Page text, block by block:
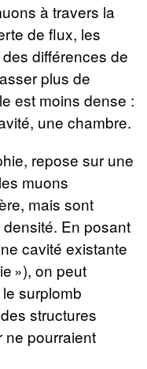
à travers la
de flux, les
différences de
plus de
est moins dense :
une chambre.
repose sur une
muons
mais sont
En posant
cavité existante
»), on peut
surplomb
structures
ne pourraient